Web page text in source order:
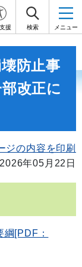
援 検索 メニュー
防止事
改正に
ジの内容を印刷
年05月22日
[PDF：